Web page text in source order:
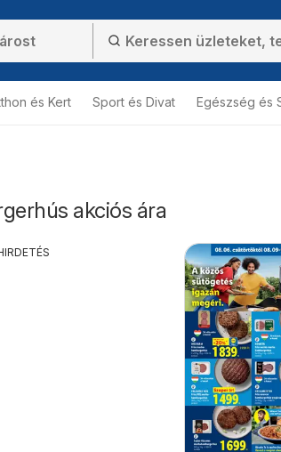
és Kert Sport és Divat Egészség és
akciós ára